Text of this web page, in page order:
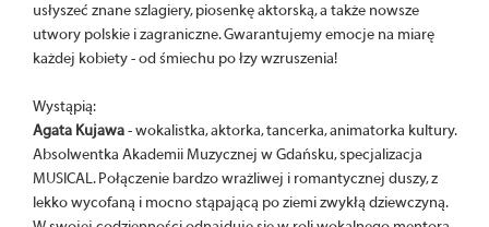
usłyszeć znane szlagiery, piosenkę aktorską, a także nowsze
utwory polskie i zagraniczne. Gwarantujemy emocje na miarę
każdej kobiety - od śmiechu po łzy wzruszenia!
Wystąpią:
Agata Kujawa- wokalistka, aktorka, tancerka, animatorka kultury.
Absolwentka Akademii Muzycznej w Gdańsku, specjalizacja
MUSICAL. Połączenie bardzo wrażliwej i romantycznej duszy, z
lekko wycofaną i mocno stąpającą po ziemi zwykłą dziewczyną.